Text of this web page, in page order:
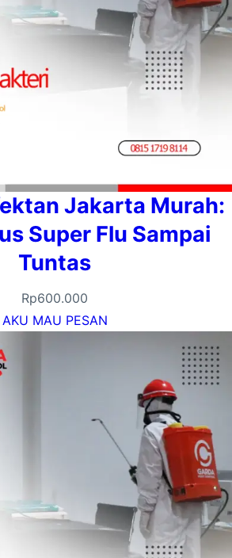
Jakarta Murah:
Super Flu Sampai
Tuntas
Rp600.000
AKU MAU PESAN